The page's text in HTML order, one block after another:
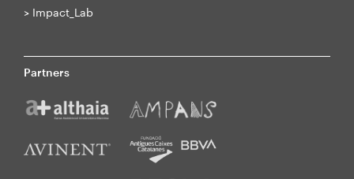
> Impact_Lab
Partners